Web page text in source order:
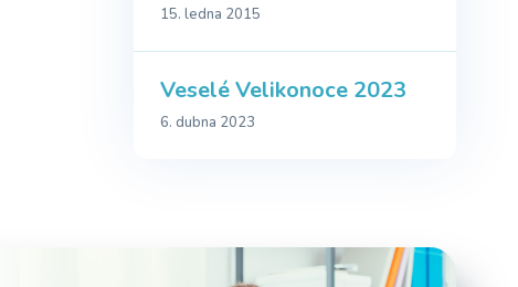
15. ledna 2015
Veselé Velikonoce 2023
6. dubna 2023